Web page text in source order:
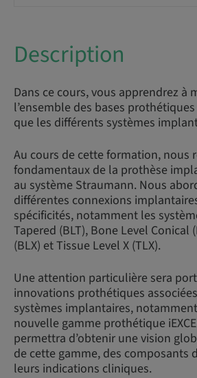
Description
Dans ce cours, vous apprendrez à
l’ensemble des bases
que les différents systèmes
Au cours de cette formation, nous
fondamentaux de la prothèse
au système Straumann. Nous
différentes connexions
spécificités, notamment les
Tapered (BLT), Bone Level Conical
(BLX) et Tissue Level X (TLX).
Une attention particulière sera
innovations prothétiques
systèmes implantaires,
nouvelle gamme prothétique
permettra d’obtenir une vision
de cette gamme, des composants
leurs indications cliniques.